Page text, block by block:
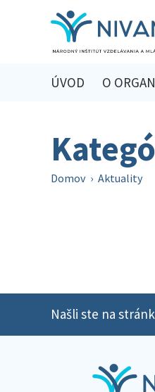
ÚVOD O
Domov › Aktuality
Našli ste na